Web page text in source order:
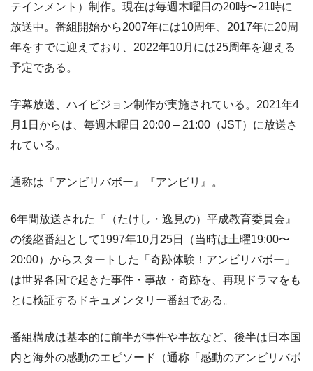
テインメント）制作。現在は毎週木曜日の20時〜21時に
放送中。番組開始から2007年には10周年、2017年に20周
年をすでに迎えており、2022年10月には25周年を迎える
予定である。
字幕放送、ハイビジョン制作が実施されている。2021年4
月1日からは、毎週木曜日 20:00 – 21:00（JST）に放送さ
れている。
通称は『アンビリバボー』『アンビリ』。
6年間放送された『（たけし・逸見の）平成教育委員会』
の後継番組として1997年10月25日（当時は土曜19:00〜
20:00）からスタートした「奇跡体験！アンビリバボー」
は世界各国で起きた事件・事故・奇跡を、再現ドラマをも
とに検証するドキュメンタリー番組である。
番組構成は基本的に前半が事件や事故など、後半は日本国
内と海外の感動のエピソード（通称「感動のアンビリバボ